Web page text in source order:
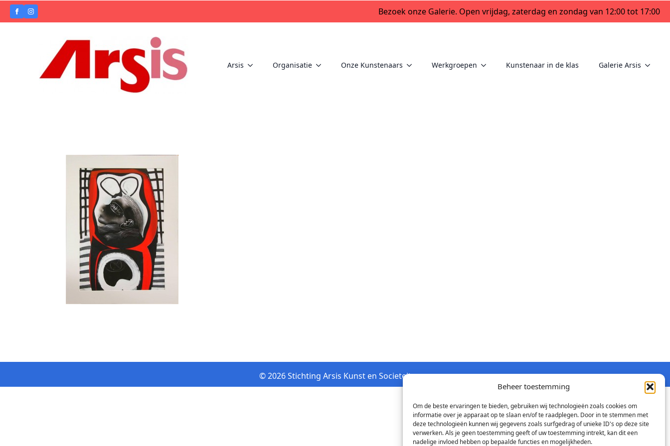
Beheer toestemming
Om de beste ervaringen te bieden, gebruiken wij technologieën zoals cookies om
informatie over je apparaat op te slaan en/of te raadplegen. Door in te stemmen met
deze technologieën kunnen wij gegevens zoals surfgedrag of unieke ID's op deze site
verwerken. Als je geen toestemming geeft of uw toestemming intrekt, kan dit een
nadelige invloed hebben op bepaalde functies en mogelijkheden.
Bezoek onze Galerie. Open vrijdag, zaterdag en zondag van 12:00 tot 17:00
Arsis Organisatie Onze Kunstenaars Werkgroepen Kunstenaar in de klas Galerie Arsis
© 2026 Stichting Arsis Kunst en Societeit